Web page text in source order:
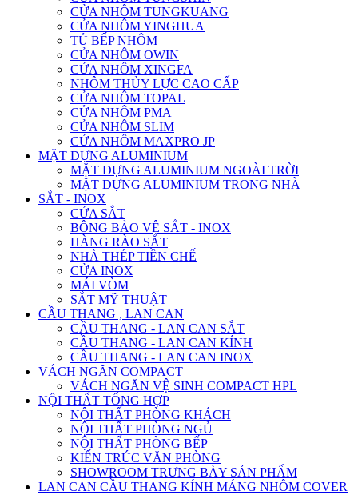
CỬA NHÔM TUNGKUANG
CỬA NHÔM YINGHUA
TỦ BẾP NHÔM
CỬA NHÔM OWIN
CỬA NHÔM XINGFA
NHÔM THỦY LỰC CAO CẤP
CỬA NHÔM TOPAL
CỬA NHÔM PMA
CỬA NHÔM SLIM
CỬA NHÔM MAXPRO JP
MẶT DỰNG ALUMINIUM
MẶT DỰNG ALUMINIUM NGOÀI TRỜI
MẶT DỰNG ALUMINIUM TRONG NHÀ
SẮT - INOX
CỬA SẮT
BÔNG BẢO VỆ SẮT - INOX
HÀNG RÀO SẮT
NHÀ THÉP TIỀN CHẾ
CỬA INOX
MÁI VÒM
SẮT MỸ THUẬT
CẦU THANG , LAN CAN
CẦU THANG - LAN CAN SẮT
CẦU THANG - LAN CAN KÍNH
CẦU THANG - LAN CAN INOX
VÁCH NGĂN COMPACT
VÁCH NGĂN VỆ SINH COMPACT HPL
NỘI THẤT TỔNG HỢP
NỘI THẤT PHÒNG KHÁCH
NỘI THẤT PHÒNG NGỦ
NỘI THẤT PHÒNG BẾP
KIẾN TRÚC VĂN PHÒNG
SHOWROOM TRƯNG BÀY SẢN PHẨM
LAN CAN CẦU THANG KÍNH MÁNG NHÔM COVER